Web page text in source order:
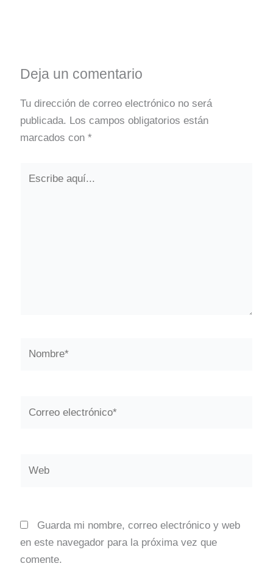
Deja un comentario
Tu dirección de correo electrónico no será
publicada. Los campos obligatorios están
marcados con*
Guarda mi nombre, correo electrónico y web
en este navegador para la próxima vez que
comente.